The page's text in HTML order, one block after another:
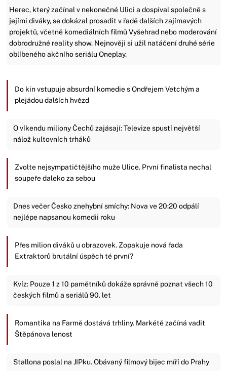
Herec, který začínal v nekonečné Ulici a dospíval společně s
jejími diváky, se dokázal prosadit v řadě dalších zajímavých
projektů, včetně komediálních filmů Vyšehrad nebo moderování
dobrodružné reality show. Nejnověji si užil natáčení druhé série
oblíbeného akčního seriálu Oneplay.
Do kin vstupuje absurdní komedie s Ondřejem Vetchým a
plejádou dalších hvězd
O víkendu miliony Čechů zajásají: Televize spustí největší
nálož kultovních trháků
Zvolte nejsympatičtějšího muže Ulice. První finalista nechal
soupeře daleko za sebou
Dnes večer Česko znehybní smíchy: Nova ve 20:20 odpálí
nejlépe napsanou komedii roku
Přes milion diváků u obrazovek. Zopakuje nová řada
Extraktorů brutální úspěch té první?
Kvíz: Pouze 1 z 10 pamětníků dokáže správně poznat všech 10
českých filmů a seriálů 90. let
Romantika na Farmě dostává trhliny. Markétě začíná vadit
Štěpánova lenost
Stallona poslal na JIPku. Obávaný filmový bijec míří do Prahy